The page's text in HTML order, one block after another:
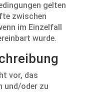
gelten
zwischen
im Einzelfall
wurde.
vor, das
und/oder zu